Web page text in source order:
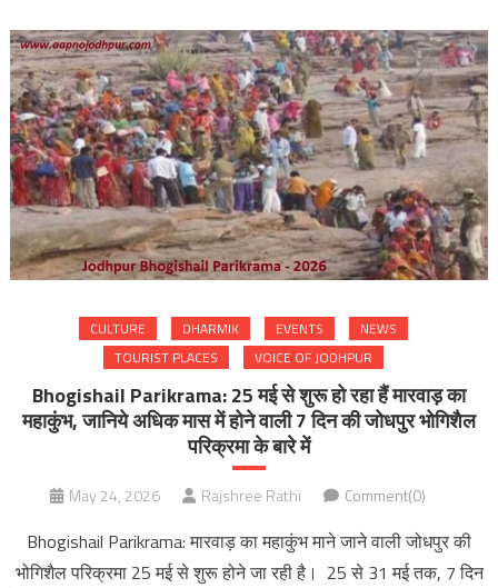
CULTURE DHARMIK EVENTS
NEWS
TOURIST PLACES
VOICE OF JODHPUR
Bhogishail Parikrama: 25 मई से शुरू हो रहा हैं मारवाड़ का
महाकुंभ, जानिये अधिक मास में होने वाली 7 दिन की जोधपुर भोगिशैल
परिक्रमा के बारे में
May 24, 2026 Rajshree Rathi Comment(0)
Bhogishail Parikrama: मारवाड़ का महाकुंभ माने जाने वाली जोधपुर की
भोगिशैल परिक्रमा 25 मई से शुरू होने जा रही है। 25 से 31 मई तक, 7 दिन